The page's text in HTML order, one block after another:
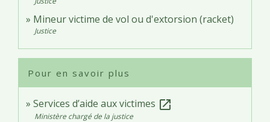
Mineur victime de vol ou d'extorsion (racket)
Justice
Pour en savoir plus
Services d’aide aux victimes open_in_new
Ministère chargé de la justice